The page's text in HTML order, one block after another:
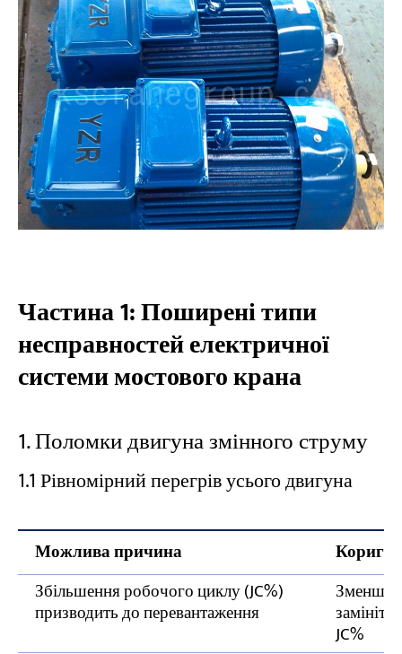
10. Відключення живлення, але контактор
захисної коробки не вимикається (ланцюг
керування знеструмлений)
Швидка діагностика електричних проблем
мостового крана
Посібник із заміни та ремонту електричних
компонентів крана
Регулярно перевіряйте електричні
з'єднання
Контроль температури двигуна
Випробування кінцевих вимикачів та
Дотримуйтесь планових електротехнічних
Потрібна експертна допомога у разі
несправностей електричної системи
мостового крана?
Частина 1: Поширені типи
несправностей електричної
системи мостового крана
1. Поломки двигуна змінного струму
1.1 Рівномірний перегрів усього двигуна
Можлива причина
Збільшення робочого циклу (JC%)
призводить до перевантаження
Зменште
JC%